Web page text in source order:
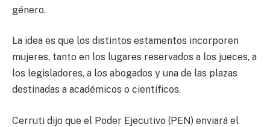
género.
La idea es que los distintos estamentos incorporen
mujeres, tanto en los lugares reservados a los jueces, a
los legisladores, a los abogados y una de las plazas
destinadas a académicos o científicos.
Cerruti dijo que el Poder Ejecutivo (PEN) enviará el